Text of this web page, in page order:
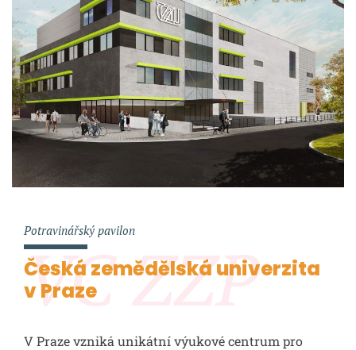
VC ZZP
Potravinářský pavilon
Česká zemědělská univerzita
v Praze
V Praze vzniká unikátní výukové centrum pro